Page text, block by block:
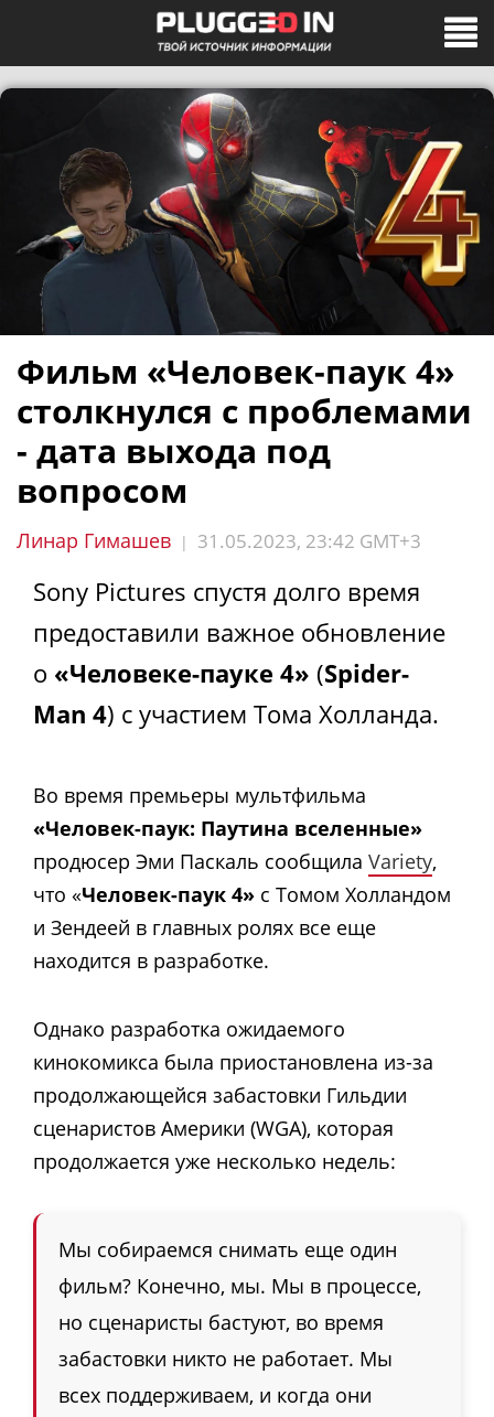
Фильм «Человек-паук 4»
столкнулся с проблемами
- дата выхода под
вопросом
Линар Гимашев | 31.05.2023, 23:42 GMT+3
Sony Pictures спустя долго время
предоставили важное обновление
о «Человеке-пауке 4» (Spider-
Man 4) с участием Тома Холланда.
Во время премьеры мультфильма
«Человек-паук: Паутина вселенные»
продюсер Эми Паскаль сообщила Variety,
что «Человек-паук 4» с Томом Холландом
и Зендеей в главных ролях все еще
находится в разработке.
Однако разработка ожидаемого
кинокомикса была приостановлена ​​из-за
продолжающейся забастовки Гильдии
сценаристов Америки (WGA), которая
продолжается уже несколько недель:
Мы собираемся снимать еще один
фильм? Конечно, мы. Мы в процессе,
но сценаристы бастуют, во время
забастовки никто не работает. Мы
всех поддерживаем, и когда они